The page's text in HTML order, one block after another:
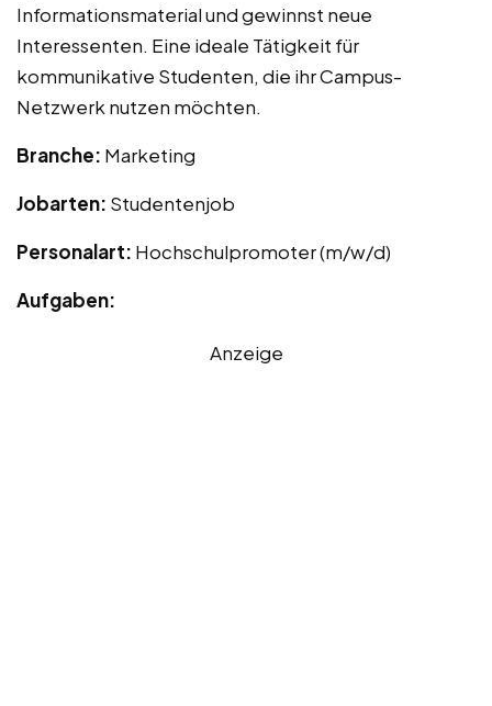
Informationsmaterial und gewinnst neue
Interessenten. Eine ideale Tätigkeit für
kommunikative Studenten, die ihr Campus-
Netzwerk nutzen möchten.
Branche: Marketing
Jobarten: Studentenjob
Personalart: Hochschulpromoter (m/w/d)
Aufgaben:
Anzeige